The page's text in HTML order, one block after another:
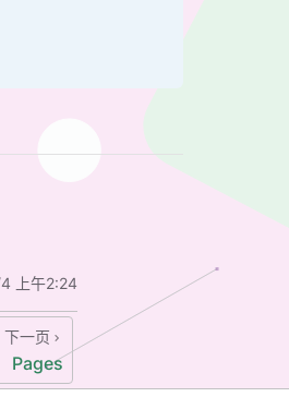
上午2:24
下一页
Pages